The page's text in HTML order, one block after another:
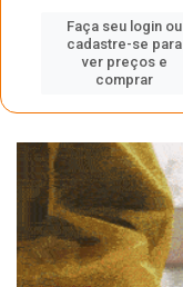
Faça seu login ou
cadastre-se para
ver preços e
comprar